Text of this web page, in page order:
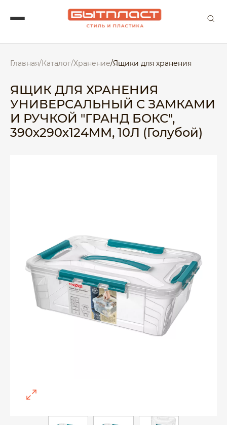
Главная/Каталог/Хранение/Ящики для хранения
ЯЩИК ДЛЯ ХРАНЕНИЯ
УНИВЕРСАЛЬНЫЙ С ЗАМКАМИ
И РУЧКОЙ "ГРАНД БОКС",
390х290х124ММ, 10Л (Голубой)